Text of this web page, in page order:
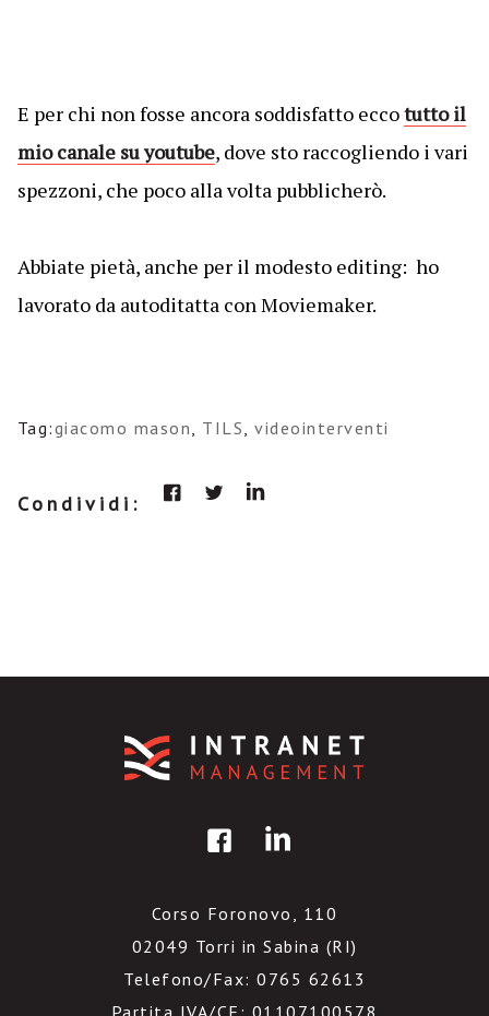
E per chi non fosse ancora soddisfatto eccotutto il
mio canale su youtube, dove sto raccogliendo i vari
spezzoni, che poco alla volta pubblicherò.
Abbiate pietà, anche per il modesto editing: ho
lavorato da autoditatta con Moviemaker.
Tag:giacomo mason, TILS,videointerventi
Condividi:
Corso Foronovo, 110
02049 Torri in Sabina (RI)
Telefono/Fax: 0765 62613
Partita IVA/CF: 01107100578